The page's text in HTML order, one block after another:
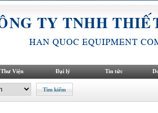
Thư Viện Đại lý Tin tức